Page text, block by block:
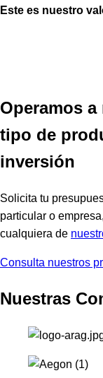
Este es nuestro
Operamos
tipo de
inversión
Solicita tu
particular o
cualquiera de
Consulta nuestros
Nuestras